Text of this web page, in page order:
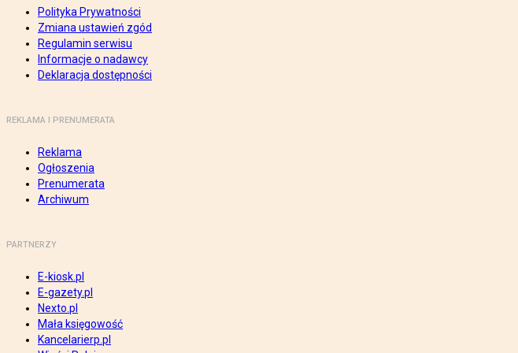
Polityka Prywatności
Zmiana ustawień zgód
Regulamin serwisu
Informacje o nadawcy
Deklaracja dostępności
REKLAMA I PRENUMERATA
Reklama
Ogłoszenia
Prenumerata
Archiwum
PARTNERZY
E-kiosk.pl
E-gazety.pl
Nexto.pl
Mała księgowość
Kancelarierp.pl